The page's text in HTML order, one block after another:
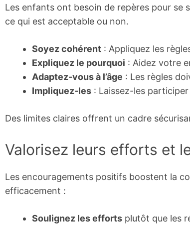
Les enfants ont besoin de repères pour se
ce qui est acceptable ou non.
Soyez cohérent : Appliquez les
Expliquez le pourquoi : Aidez votre
Adaptez-vous à l’âge : Les règles
Impliquez-les : Laissez-les
Des limites claires offrent un cadre
Valorisez leurs efforts et
Les encouragements positifs boostent la
efficacement :
Soulignez les efforts plutôt que les